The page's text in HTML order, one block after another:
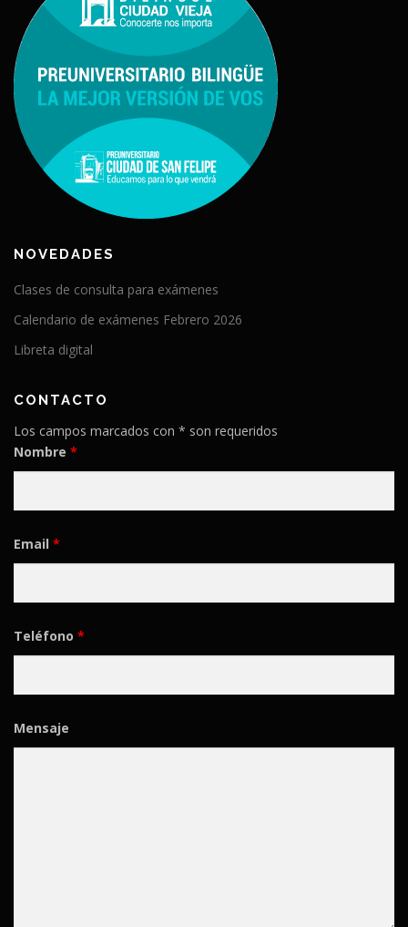
NOVEDADES
Clases de consulta para exámenes
Calendario de exámenes Febrero 2026
Libreta digital
CONTACTO
Los campos marcados con * son requeridos
Nombre *
Email *
Teléfono *
Mensaje